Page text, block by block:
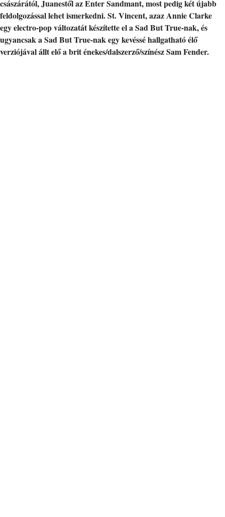
császárától, Juanestől az Enter Sandmant, most pedig két újabb
feldolgozással lehet ismerkedni. St. Vincent, azaz Annie Clarke
egy electro-pop változatát készítette el a Sad But True-nak, és
ugyancsak a Sad But True-nak egy kevéssé hallgatható élő
verziójával állt elő a brit énekes/dalszerző/színész Sam Fender.